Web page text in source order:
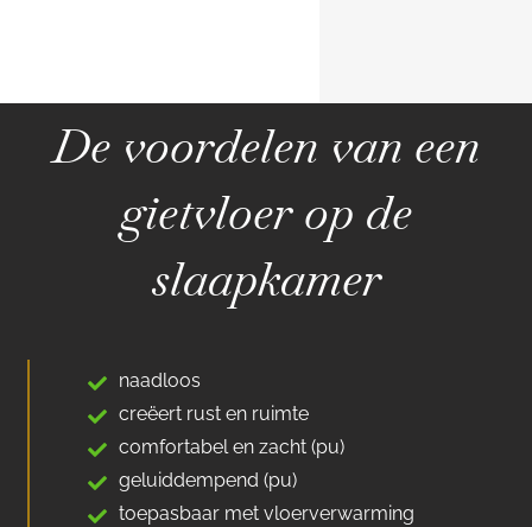
De voordelen van een
gietvloer op de
slaapkamer
naadloos
creëert rust en ruimte
comfortabel en zacht (pu)
geluiddempend (pu)
toepasbaar met vloerverwarming